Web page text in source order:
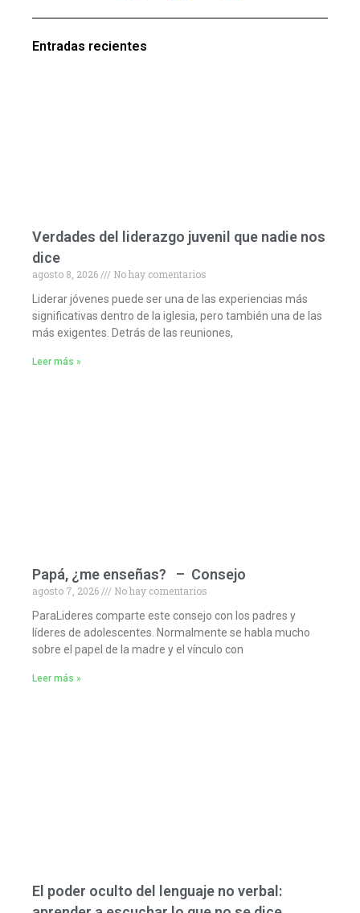
Entradas recientes
Verdades del liderazgo juvenil que nadie nos
dice
agosto 8, 2026
No hay comentarios
Liderar jóvenes puede ser una de las experiencias más
significativas dentro de la iglesia, pero también una de las
más exigentes. Detrás de las reuniones,
Leer más »
Papá, ¿me enseñas? – Consejo
agosto 7, 2026
No hay comentarios
ParaLideres comparte este consejo con los padres y
líderes de adolescentes. Normalmente se habla mucho
sobre el papel de la madre y el vínculo con
Leer más »
El poder oculto del lenguaje no verbal: